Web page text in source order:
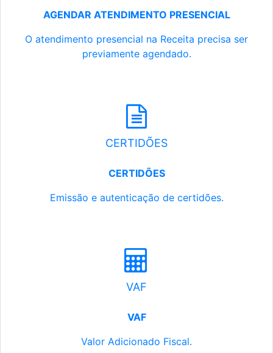
AGENDAR ATENDIMENTO PRESENCIAL
O atendimento presencial na Receita precisa ser
previamente agendado.
CERTIDÕES
CERTIDÕES
Emissão e autenticação de certidões.
VAF
VAF
Valor Adicionado Fiscal.